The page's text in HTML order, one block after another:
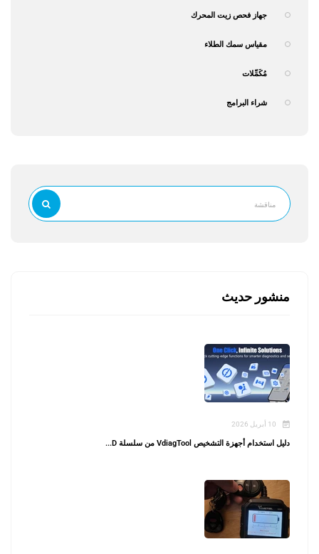
جهاز فحص زيت المحرك
مقياس سمك الطلاء
مُكَمِّلات
شراء البرامج
منشور حديث
10 أبريل 2026
دليل استخدام أجهزة التشخيص VdiagTool من سلسلة D...